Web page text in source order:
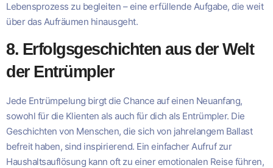
Lebensprozess zu begleiten – eine erfüllende Aufgabe, die weit
über das Aufräumen hinausgeht.
8. Erfolgsgeschichten aus der Welt
der Entrümpler
Jede Entrümpelung birgt die Chance auf einen Neuanfang,
sowohl für die Klienten als auch für dich als Entrümpler. Die
Geschichten von Menschen, die sich von jahrelangem Ballast
befreit haben, sind inspirierend. Ein einfacher Aufruf zur
Haushaltsauflösung kann oft zu einer emotionalen Reise führen,